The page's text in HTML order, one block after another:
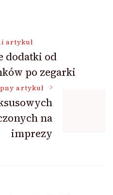
artykuł
dodatki od
po zegarki
artykuł
na
imprezy